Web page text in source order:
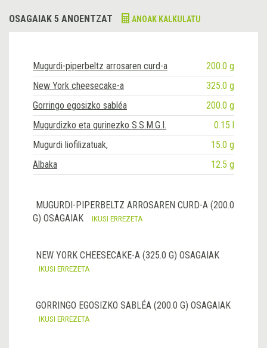
OSAGAIAK 5 ANOENTZAT ANOAK KALKULATU
Mugurdi-piperbeltz arrosaren curd-a
200.0 g
New York cheesecake-a
325.0 g
Gorringo egosizko sabléa
200.0 g
Mugurdizko eta gurinezko S.S.M.G.I.
0.15 l
Mugurdi liofilizatuak,
15.0 g
Albaka
12.5 g
MUGURDI-PIPERBELTZ ARROSAREN CURD-A (200.0
G) OSAGAIAK
IKUSI ERREZETA
NEW YORK CHEESECAKE-A (325.0 G) OSAGAIAK
IKUSI ERREZETA
GORRINGO EGOSIZKO SABLÉA (200.0 G) OSAGAIAK
IKUSI ERREZETA